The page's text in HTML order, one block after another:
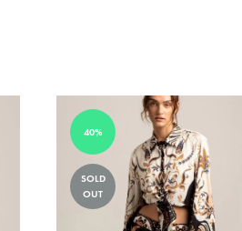
40%
SOLD
OUT